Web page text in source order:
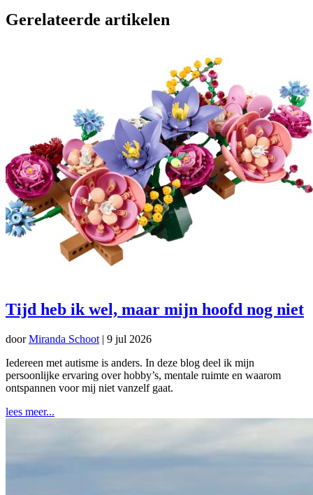
Gerelateerde artikelen
Tijd heb ik wel, maar mijn hoofd nog niet
doorMiranda Schoot | 9 jul 2026
Iedereen met autisme is anders. In deze blog deel ik mijn
persoonlijke ervaring over hobby’s, mentale ruimte en waarom
ontspannen voor mij niet vanzelf gaat.
lees meer...